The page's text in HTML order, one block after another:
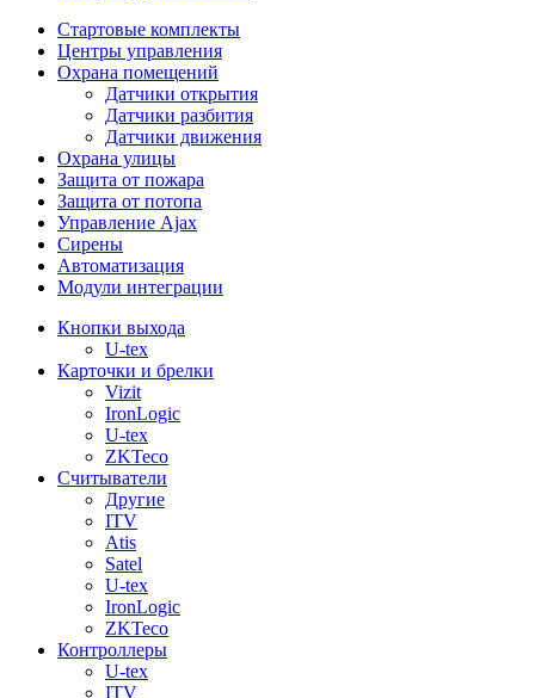
Стартовые комплекты
Центры управления
Охрана помещений
Датчики открытия
Датчики разбития
Датчики движения
Охрана улицы
Защита от пожара
Защита от потопа
Управление Ajax
Сирены
Автоматизация
Модули интеграции
Кнопки выхода
U-tex
Карточки и брелки
Vizit
IronLogic
U-tex
ZKTeco
Считыватели
Другие
ITV
Atis
Satel
U-tex
IronLogic
ZKTeco
Контроллеры
U-tex
ITV